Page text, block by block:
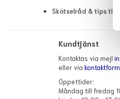
Skötselråd & tips till
Kundtjänst
Kontaktas via mejl
eller via
Öppettider:
Måndag till fredag